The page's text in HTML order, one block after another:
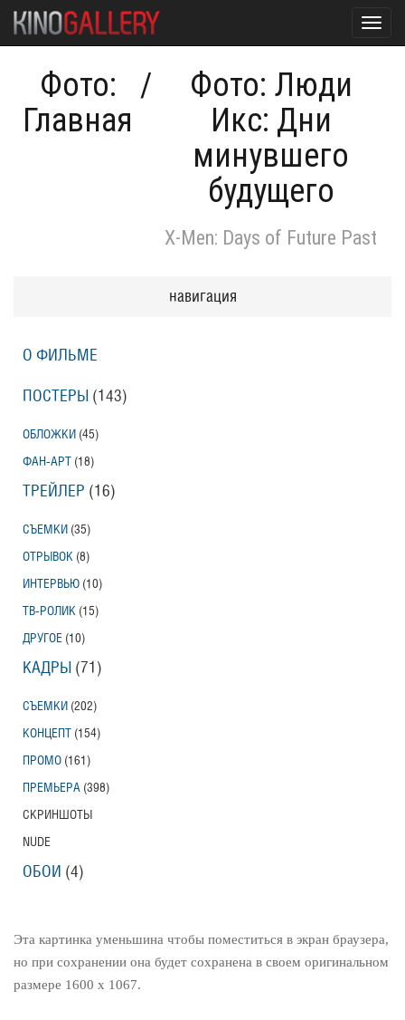
Фото:
Главная
/
Фото: Люди
Икс: Дни
минувшего
будущего
X-Men: Days of Future Past
Эта картинка уменьшина чтобы поместиться в экран браузера,
но при сохранении она будет сохранена в своем оригинальном
размере 1600 x 1067.
навигация
О ФИЛЬМЕ
ПОСТЕРЫ (143)
ОБЛОЖКИ (45)
ФАН-АРТ (18)
ТРЕЙЛЕР (16)
СЪЕМКИ (35)
ОТРЫВОК (8)
ИНТЕРВЬЮ (10)
ТВ-РОЛИК (15)
ДРУГОЕ (10)
КАДРЫ (71)
СЪЕМКИ (202)
КОНЦЕПТ (154)
ПРОМО (161)
ПРЕМЬЕРА (398)
СКРИНШОТЫ
NUDE
ОБОИ (4)